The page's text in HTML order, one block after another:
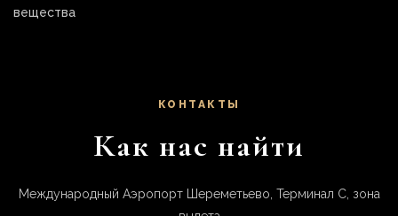
вещества
КОНТАКТЫ
Как нас найти
Международный Аэропорт Шереметьево, Терминал С, зона